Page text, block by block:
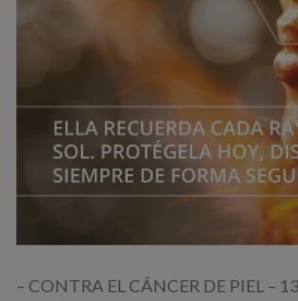
– CONTRA EL CÁNCER DE PIEL –